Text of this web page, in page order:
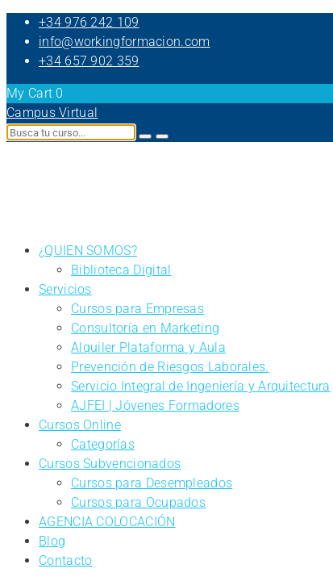
+34 976 242 109
info@workingformacion.com
+34 657 902 359
My Cart 0
Campus Virtual
¿QUIEN SOMOS?
Biblioteca Digital
Servicios
Cursos para Empresas
Consultoría en Marketing
Alquiler Plataforma y Aula
Prevención de Riesgos Laborales.
Servicio Integral de Ingeniería y Arquitectura
AJFEI | Jóvenes Formadores
Cursos Online
Categorías
Cursos Subvencionados
Cursos para Desempleados
Cursos para Ocupados
AGENCIA COLOCACIÓN
Blog
Contacto